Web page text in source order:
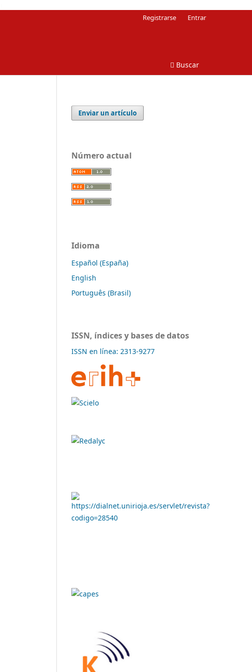
Buscar
Registrarse Entrar
Enviar un artículo
Número actual
Idioma
Español (España)
English
Português (Brasil)
ISSN, índices y bases de datos
ISSN en línea: 2313-9277